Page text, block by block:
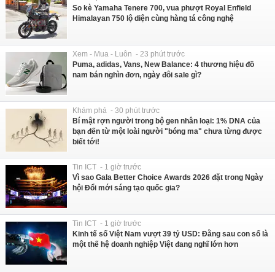
So kè Yamaha Tenere 700, vua phượt Royal Enfield
Himalayan 750 lộ diện cùng hàng tá công nghệ
Xem - Mua - Luôn - 23 phút trước
Puma, adidas, Vans, New Balance: 4 thương hiệu đồ
nam bán nghìn đơn, ngày đôi sale gì?
Khám phá - 30 phút trước
Bí mật rợn người trong bộ gen nhân loại: 1% DNA của
bạn đến từ một loài người "bóng ma" chưa từng được
biết tới!
Tin ICT - 1 giờ trước
Vì sao Gala Better Choice Awards 2026 đặt trong Ngày
hội Đổi mới sáng tạo quốc gia?
Tin ICT - 1 giờ trước
Kinh tế số Việt Nam vượt 39 tỷ USD: Đằng sau con số là
một thế hệ doanh nghiệp Việt đang nghĩ lớn hơn